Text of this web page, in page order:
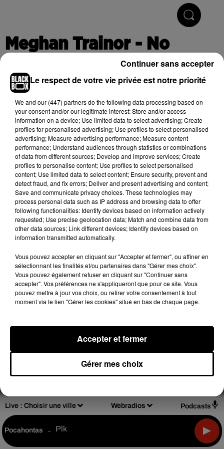
Live : Choisir une ville Webradios Podcasts
Pocahontas - Plk
Meghan Trainor - No
Publié : 7 juin 2016 à 11h03
Cet élément est masqué compte-tenu du refus du
dépôt de cookies que vous avez exprimé. Si vous
souhaitez l'afficher, merci de nous donner votre accord
en cliquant sur le bouton ci-dessous.
Afficher l'élément
DesignOlivier Varma
Notice d'information RGPD Plan du site
Archives
Le respect de votre vie privée est notre priorité
We and our (447) partnersdo the following data processing based on
your consent and/or our legitimate interest: Store and/or access
information on a device; Use limited data to select advertising; Create
profiles for personalised advertising; Use profiles to select personalised
advertising; Measure advertising performance; Measure content
performance; Understand audiences through statistics or combinations
of data from different sources; Develop and improve services; Create
profiles to personalise content; Use profiles to select personalised
content; Use limited data to select content; Ensure security, prevent and
detect fraud, and fix errors; Deliver and present advertising and content;
Save and communicate privacy choices. These technologies may
process personal data such as IP address and browsing data to offer
following functionalities: Identify devices based on information actively
requested; Use precise geolocation data; Match and combine data from
other data sources; Link different devices; Identify devices based on
information transmitted automatically.
Vous pouvez accepter en cliquant sur "Accepter et fermer", ou affiner en
sélectionnant les finalités et/ou partenaires dans "Gérer mes choix".
Vous pouvez également refuser en cliquant sur "Continuer sans
accepter". Vos préférences ne s'appliqueront que pour ce site. Vous
pouvez mettre à jour vos choix, ou retirer votre consentement à tout
moment via le lien "Gérer les cookies" situé en bas de chaque page.
Gérer mes choix
Accepter et fermer
Continuer sans accepter